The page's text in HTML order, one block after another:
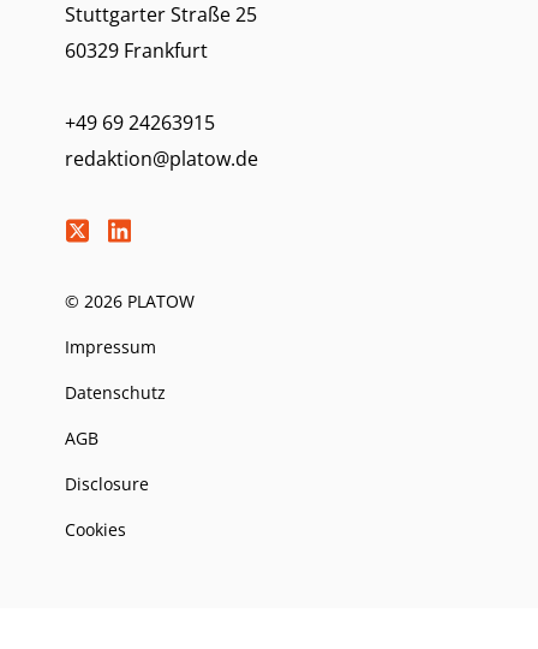
Stuttgarter Straße 25
60329 Frankfurt
+49 69 24263915
redaktion@platow.de
© 2026 PLATOW
Impressum
Datenschutz
AGB
Disclosure
Cookies